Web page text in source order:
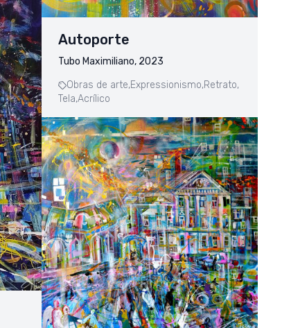
Autoporte
Tubo Maximiliano, 2023
Obras de arte,Expressionismo,Retrato,
Tela,Acrílico